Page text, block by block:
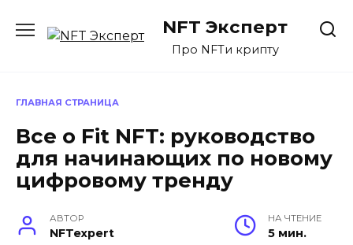
содержанию
NFT Эксперт
Про NFTи крипту
ГЛАВНАЯ СТРАНИЦА
Все о Fit NFT: руководство
для начинающих по новому
цифровому тренду
АВТОР
NFTexpert
НА ЧТЕНИЕ
5 мин.